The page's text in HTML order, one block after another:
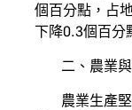
個百分點，占
下降0.3個百分
二、農業
農業生產